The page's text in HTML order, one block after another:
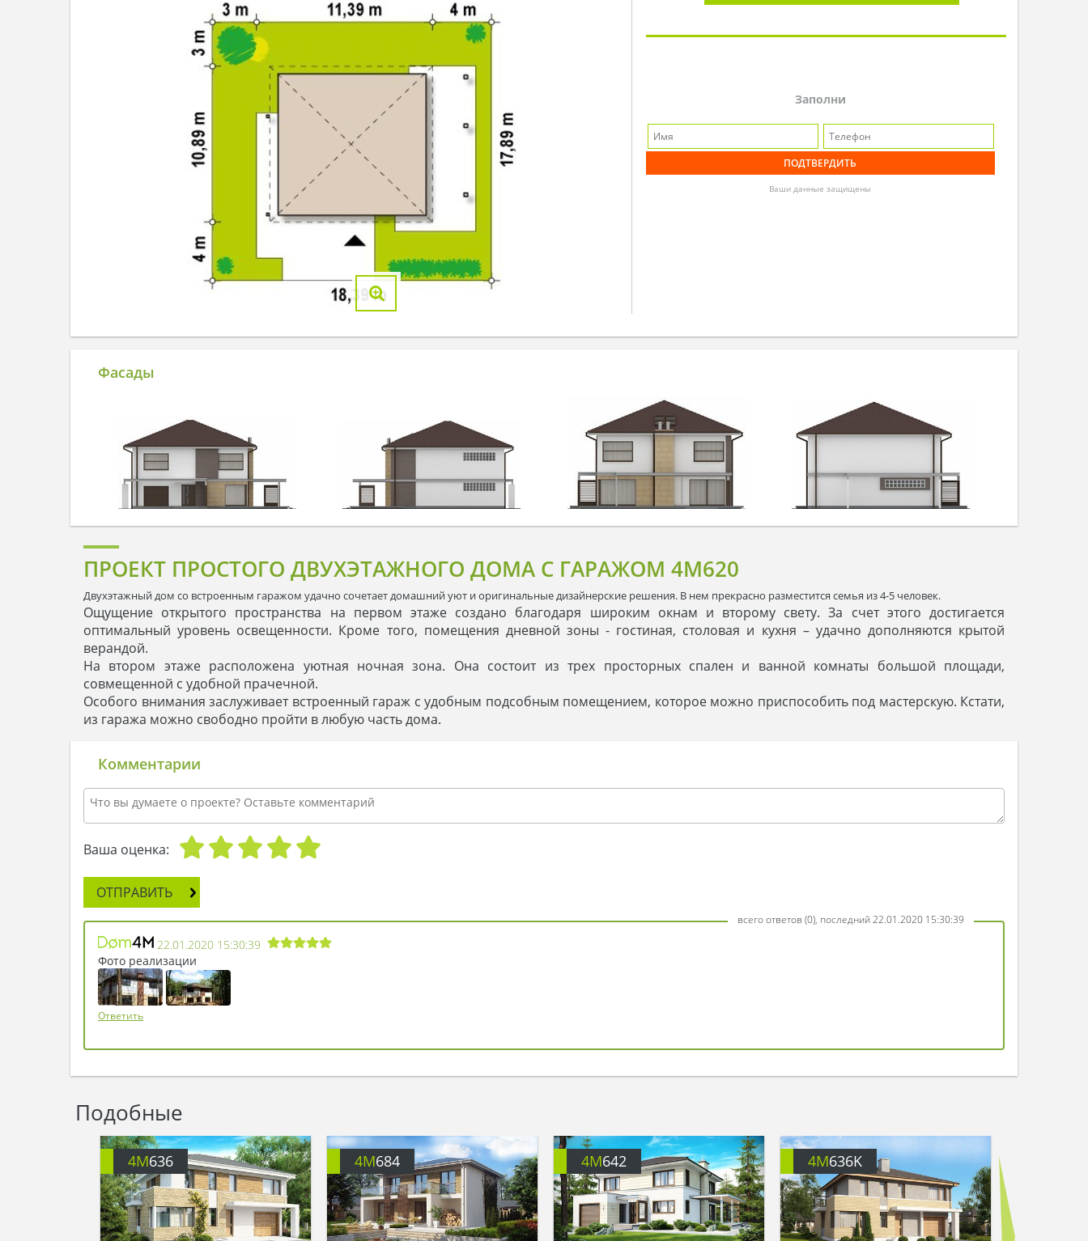
Заполни
Ваши данные защищены
Фасады
ПРОЕКТ ПРОСТОГО ДВУХЭТАЖНОГО ДОМА С ГАРАЖОМ 4M620
Двухэтажный дом со встроенным гаражом удачно сочетает домашний уют и оригинальные дизайнерские решения. В нем прекрасно разместится семья из 4-5 человек.
Ощущение открытого пространства на первом этаже создано благодаря широким окнам и второму свету. За счет этого достигается
оптимальный уровень освещенности. Кроме того, помещения дневной зоны - гостиная, столовая и кухня – удачно дополняются крытой
верандой.
На втором этаже расположена уютная ночная зона. Она состоит из трех просторных спален и ванной комнаты большой площади,
совмещенной с удобной прачечной.
Особого внимания заслуживает встроенный гараж с удобным подсобным помещением, которое можно приспособить под мастерскую. Кстати,
из гаража можно свободно пройти в любую часть дома.
Комментарии
Ваша оценка:
ОТПРАВИТЬ
всего ответов (0), последний 22.01.2020 15:30:39
22.01.2020 15:30:39
Фото реализации
Ответить
Подобные
4M636 4M684 4M642 4M636K